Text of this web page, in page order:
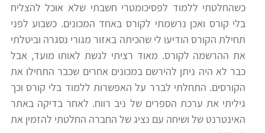
מידע
כללי
קורסי
פסיכומטרי
וחטיבות
ביניים
הכנה
למבחני
מיון
לעבודה
כשהחלטתי ללמוד לפסיכומטרי חשבתי שלא אוכל להצליח
בלי קורס ואכן נרשמתי לקורס באחד המכונים. כשבוע לפני
תחילת הקורס הודיעו לי שהכיתה באזור מגורי נסגרה וביטלתי
את ההרשמה לקורס. מאוד רציתי לגשת לאותו מועד, אבל
כבר לא היה ניתן להירשם במכונים אחרים שכבר התחילו את
הקורסים. התחלתי לברר על האפשרות ללמוד בלי קורס וכך
גיליתי את ערכת הספרים של ניב רווח. לאחר בדיקה באתר
האינטרנט של ושיחה עם נציג של החברה החלטתי להזמין את